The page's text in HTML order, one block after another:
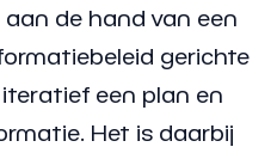
de hand van een
gerichte
een plan en
Het is daarbij